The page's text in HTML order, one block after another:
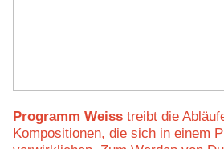
Programm Weiss treibt die
Kompositionen, die sich in einem